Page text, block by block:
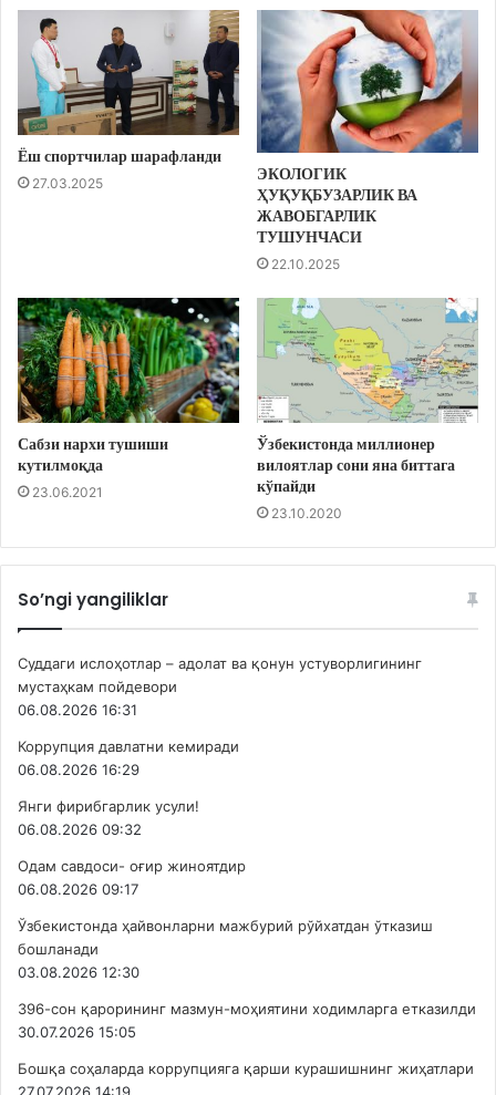
Ёш спортчилар шарафланди
27.03.2025
ЭКОЛОГИК
ҲУҚУҚБУЗАРЛИК ВА
ЖАВОБГАРЛИК
ТУШУНЧАСИ
22.10.2025
Сабзи нархи тушиши
кутилмоқда
23.06.2021
Ўзбекистонда миллионер
вилоятлар сони яна биттага
кўпайди
23.10.2020
So’ngi yangiliklar
Суддаги ислоҳотлар – адолат ва қонун устуворлигининг
мустаҳкам пойдевори
06.08.2026 16:31
Коррупция давлатни кемиради
06.08.2026 16:29
Янги фирибгарлик усули!
06.08.2026 09:32
Одам савдоси- оғир жиноятдир
06.08.2026 09:17
Ўзбекистонда ҳайвонларни мажбурий рўйхатдан ўтказиш
бошланади
03.08.2026 12:30
396-сон қарорининг мазмун-моҳиятини ходимларга етказилди
30.07.2026 15:05
Бошқа соҳаларда коррупцияга қарши курашишнинг жиҳатлари
27.07.2026 14:19